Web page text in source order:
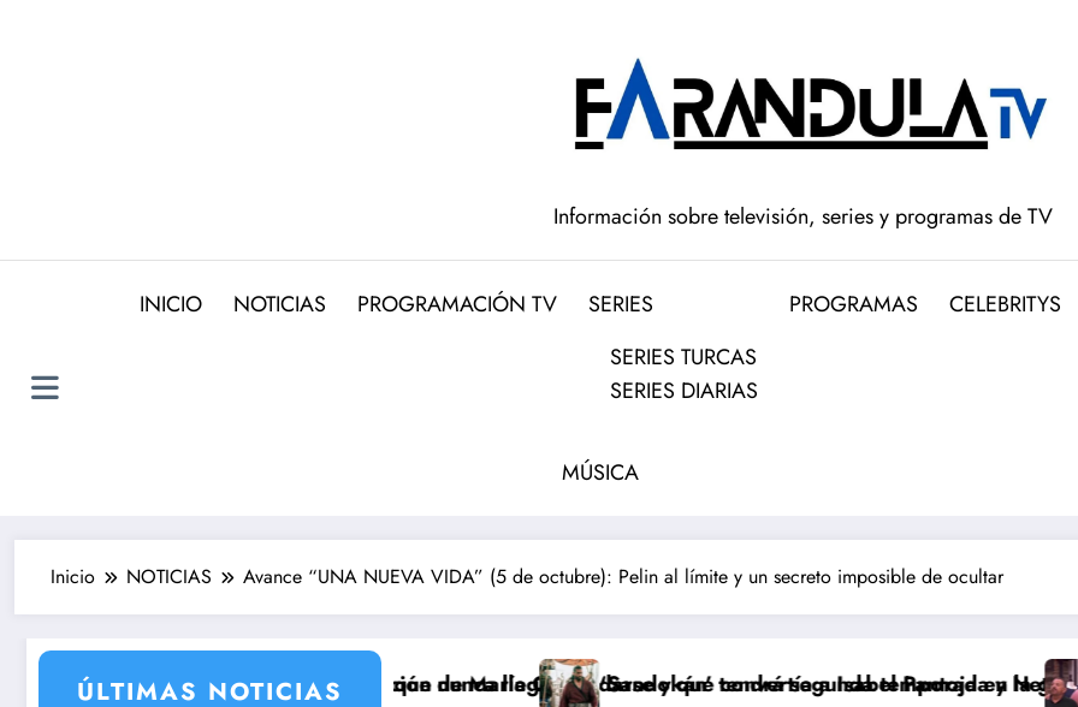
Información sobre televisión, series y programas de TV
INICIO NOTICIAS PROGRAMACIÓN TV
SERIES
SERIES TURCAS
SERIES DIARIAS
PROGRAMAS CELEBRITYS
MÚSICA
Inicio NOTICIAS Avance “UNA NUEVA VIDA” (5 de octubre): Pelin al límite y un secreto imposible de ocultar
ÚLTIMAS NOTICIAS
la incorporación de María Castro
Ordóñez que nunca llegó a rodarse y que convertía a Isabel Pantoja en la gran antagonista
‘Sandokán’ tendrá segunda temporada y Netflix cambia el futuro de la
Pepón y Edu caen